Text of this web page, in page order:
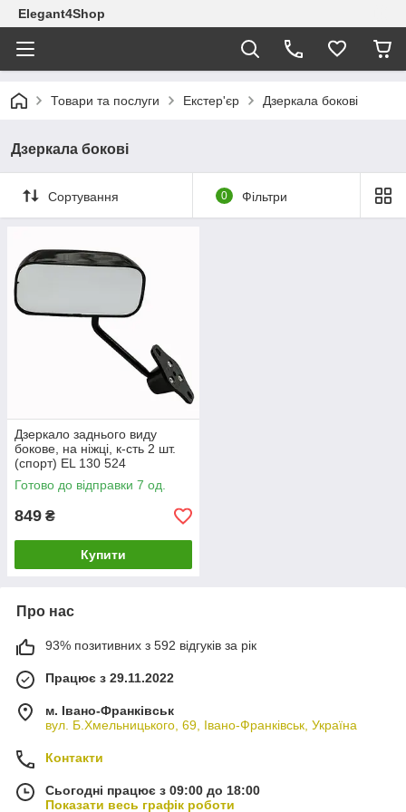
Elegant4Shop
Товари та послуги Екстер'єр Дзеркала бокові
Дзеркала бокові
Сортування 0 Фільтри
Дзеркало заднього виду
бокове, на ніжці, к-сть 2 шт.
(спорт) EL 130 524
Готово до відправки 7 од.
849 ₴
Купити
Про нас
93% позитивних з 592 відгуків за рік
Працює з 29.11.2022
м. Івано-Франківськ
вул. Б.Хмельницького, 69, Івано-Франківськ, Україна
Контакти
Сьогодні працює з 09:00 до 18:00
Показати весь графік роботи